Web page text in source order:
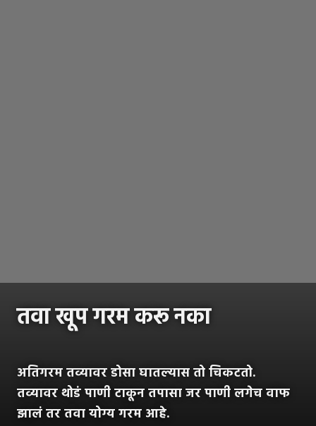
तवा खूप गरम करू नका
अतिगरम तव्यावर डोसा घातल्यास तो चिकटतो.
तव्यावर थोडं पाणी टाकून तपासा जर पाणी लगेच वाफ
झालं तर तवा योग्य गरम आहे.